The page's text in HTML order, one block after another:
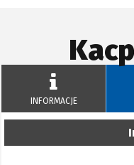
INFORMACJE